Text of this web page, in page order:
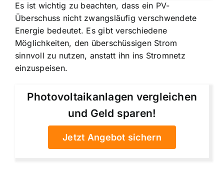
Es ist wichtig zu beachten, dass ein PV-
Überschuss nicht zwangsläufig verschwendete
Energie bedeutet. Es gibt verschiedene
Möglichkeiten, den überschüssigen Strom
sinnvoll zu nutzen, anstatt ihn ins Stromnetz
einzuspeisen.
Photovoltaikanlagen vergleichen
und Geld sparen!
Jetzt Angebot sichern